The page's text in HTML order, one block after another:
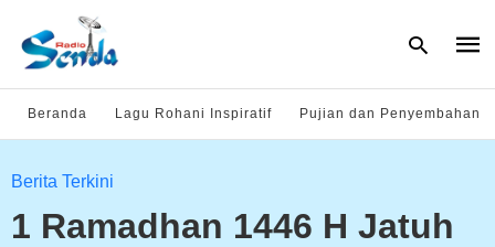
Beranda Lagu Rohani Inspiratif Pujian dan Penyembahan
Berita Terkini
1 Ramadhan 1446 H Jatuh